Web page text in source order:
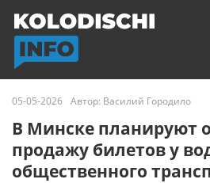
05-05-2026 Автор: Василий Городило
В Минске планируют
продажу билетов у
общественного